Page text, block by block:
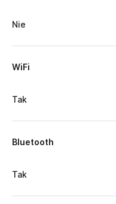
Nie
WiFi
Tak
Bluetooth
Tak